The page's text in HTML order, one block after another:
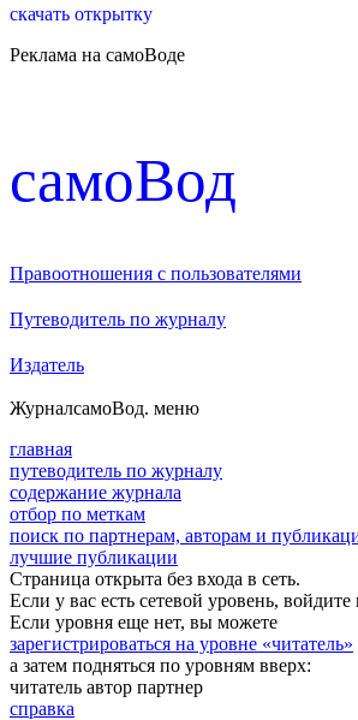
скачать открытку
Реклама на самоВоде
cамоВод
Правоотношения с пользователями
Путеводитель по журналу
Издатель
ЖурналсамоВод. меню
главная
путеводитель по журналу
содержание журнала
отбор по меткам
поиск по партнерам, авторам и
лучшие публикации
Страница открыта без входа в сеть.
Если у вас есть сетевой уровень, войдите
Если уровня еще нет, вы можете
зарегистрироваться на уровне «читатель»
а затем подняться по уровням вверх:
читатель автор партнер
справка